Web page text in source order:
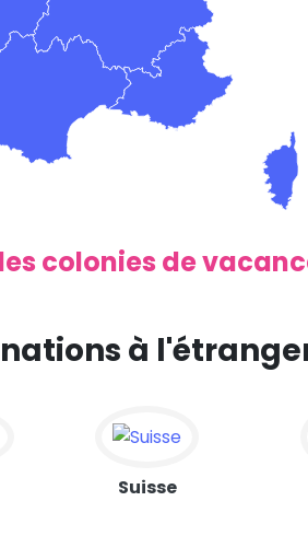
colonies de
à
Suisse